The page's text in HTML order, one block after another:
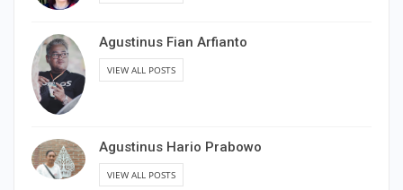
Agustinus Fian Arfianto
VIEW ALL POSTS
Agustinus Hario Prabowo
VIEW ALL POSTS